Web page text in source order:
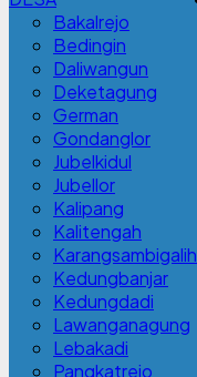
Bakalrejo
Bedingin
Daliwangun
Deketagung
German
Gondanglor
Jubelkidul
Jubellor
Kalipang
Kalitengah
Karangsambigalih
Kedungbanjar
Kedungdadi
Lawanganagung
Lebakadi
Pangkatrejo